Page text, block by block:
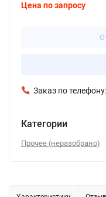
Цена по запросу
Заказ по телефону:
Категории
Прочее (неразобрано)